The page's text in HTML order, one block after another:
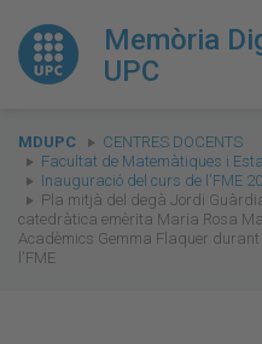
Memòria
UPC
You
are
here:
MDUPC
CENTRES DOCENTS
Facultat de Matemàtiques i
Inauguració del curs de l'FME
Pla mitjà del degà Jordi
catedràtica emèrita Maria Rosa
Acadèmics Gemma Flaquer
l'FME